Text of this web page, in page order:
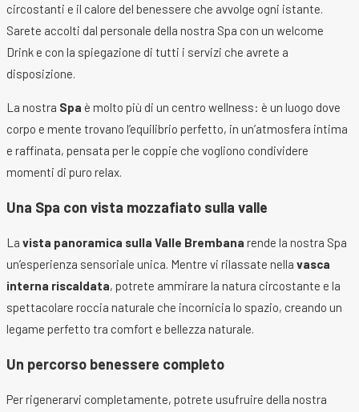
circostanti e il calore del benessere che avvolge ogni istante.
Sarete accolti dal personale della nostra Spa con un welcome
Drink e con la spiegazione di tutti i servizi che avrete a
disposizione.
La nostra Spa è molto più di un centro wellness: è un luogo dove
corpo e mente trovano l’equilibrio perfetto, in un’atmosfera intima
e raffinata, pensata per le coppie che vogliono condividere
momenti di puro relax.
Una Spa con vista mozzafiato sulla valle
La vista panoramica sulla Valle Brembana rende la nostra Spa
un’esperienza sensoriale unica. Mentre vi rilassate nella vasca
interna riscaldata, potrete ammirare la natura circostante e la
spettacolare roccia naturale che incornicia lo spazio, creando un
legame perfetto tra comfort e bellezza naturale.
Un percorso benessere completo
Per rigenerarvi completamente, potrete usufruire della nostra